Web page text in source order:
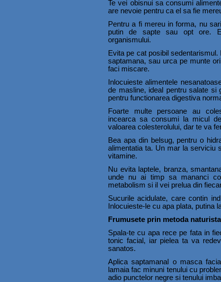
Te vei obisnui sa consumi
are nevoie pentru ca el sa fie
Pentru a fi mereu in forma, nu
putin de sapte sau opt ore.
organismului.
Evita pe cat posibil
saptamana, sau urca pe munte
faci miscare.
Inlocuieste alimentele
de masline, ideal pentru salate si
pentru functionarea digestiva
Foarte multe persoane au
incearca sa consumi la micul
valoarea colesterolului, dar te va
Bea apa din belsug, pentru o
alimentatia ta. Un mar la serviciu
vitamine.
Nu evita laptele, branza,
unde nu ai timp sa mananci
metabolism si il vei prelua din
Sucurile acidulate, care contin
Inlocuieste-le cu apa plata, putina
Frumusete prin metoda
Spala-te cu apa rece pe fata in
tonic facial, iar pielea ta va
sanatos.
Aplica saptamanal o masca
lamaia fac minuni tenului cu
adio punctelor negre si tenului